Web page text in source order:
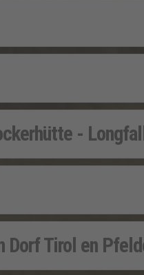
-
Dorf Tirol en